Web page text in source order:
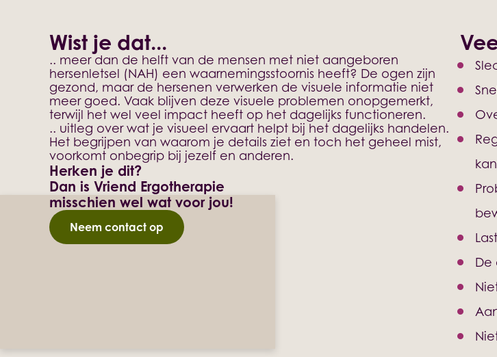
Wist je dat...
.. meer dan de helft van de mensen met niet aangeboren
hersenletsel (NAH) een waarnemingsstoornis heeft? De ogen zijn
gezond, maar de hersenen verwerken de visuele informatie niet
meer goed. Vaak blijven deze visuele problemen onopgemerkt,
terwijl het wel veel impact heeft op het dagelijks functioneren.
.. uitleg over wat je visueel ervaart helpt bij het dagelijks handelen.
Het begrijpen van waarom je details ziet en toch het geheel mist,
voorkomt onbegrip bij jezelf en anderen.
Herken je dit?
Dan is Vriend Ergotherapie
misschien wel wat voor jou!
Neem contact op
De